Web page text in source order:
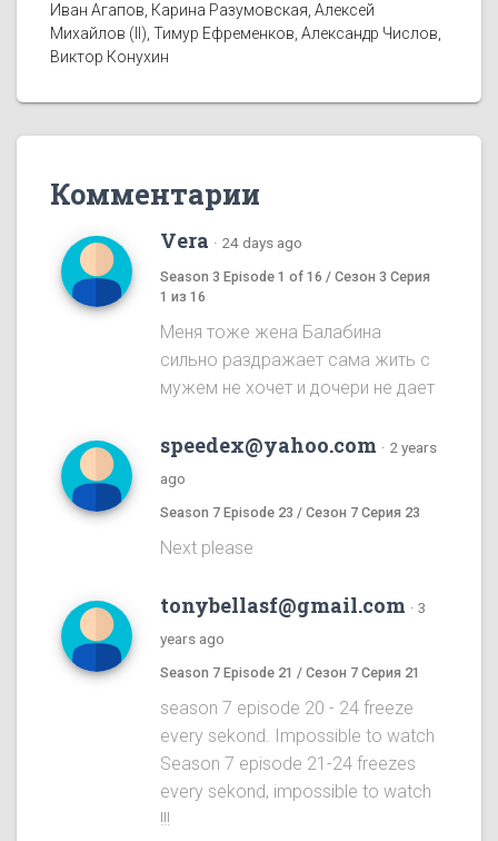
Иван Агапов, Карина Разумовская, Алексей
Михайлов (II), Тимур Ефременков, Александр Числов,
Виктор Конухин
Комментарии
Vera · 24 days ago
Season 3 Episode 1 of 16 / Сезон 3 Серия
1 из 16
Меня тоже жена Балабина
сильно раздражает сама жить с
мужем не хочет и дочери не дает
speedex@yahoo.com · 2 years
ago
Season 7 Episode 23 / Сезон 7 Серия 23
Next please
tonybellasf@gmail.com · 3
years ago
Season 7 Episode 21 / Сезон 7 Серия 21
season 7 episode 20 - 24 freeze
every sekond. Impossible to watch
Season 7 episode 21-24 freezes
every sekond, impossible to watch
!!!